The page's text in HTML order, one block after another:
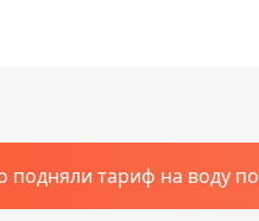
тариф на воду